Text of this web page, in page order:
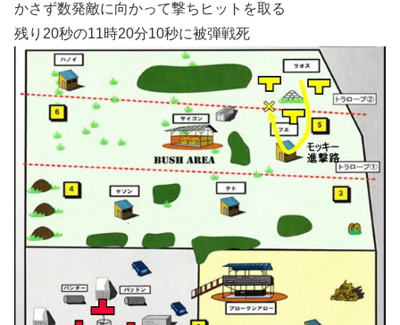
かさず数発敵に向かって撃ちヒットを取る
残り20秒の11時20分10秒に被弾戦死